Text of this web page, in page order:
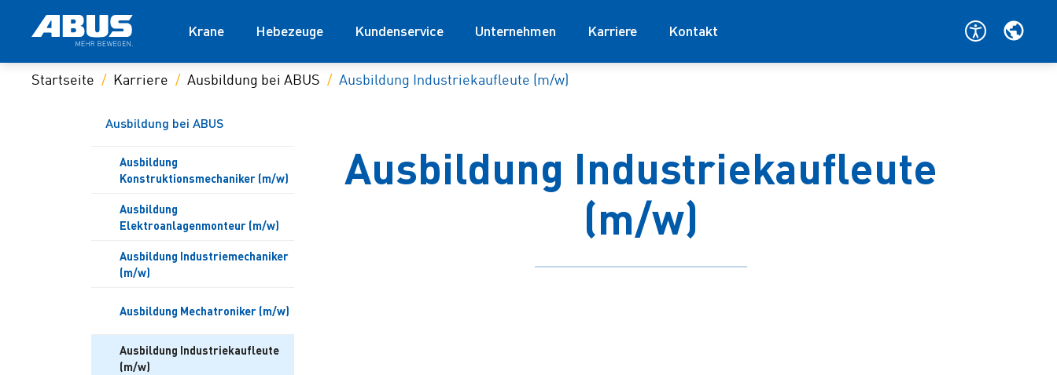
Krane Hebezeuge Kundenservice Unternehmen Karriere Kontakt
Startseite Karriere Ausbildung bei ABUS Ausbildung Industriekaufleute (m/w)
Ausbildung bei ABUS
Ausbildung
Konstruktionsmechaniker (m/w)
Ausbildung
Elektroanlagenmonteur (m/w)
Ausbildung Industriemechaniker
(m/w)
Ausbildung Mechatroniker (m/w)
Ausbildung Industriekaufleute
(m/w)
Ausbildung Industriekaufleute
(m/w)